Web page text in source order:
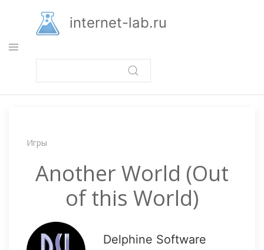
основному
содержанию
internet-lab.ru
Строка
навигации
Игры
Another World (Out
of this World)
Delphine Software